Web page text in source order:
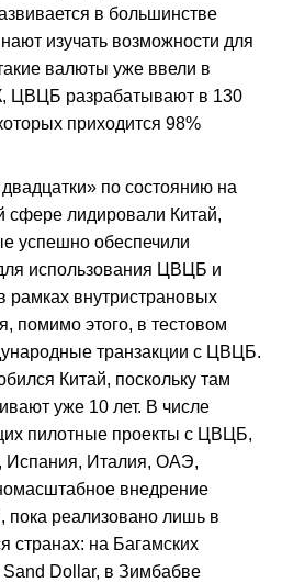
в большинстве
изучать возможности для
валюты уже ввели в
ЦВЦБ разрабатывают в 130
приходится 98%
по состоянию на
сфере лидировали Китай,
успешно обеспечили
использования ЦВЦБ и
рамках внутристрановых
помимо этого, в тестовом
транзакции с ЦВЦБ.
Китай, поскольку там
уже 10 лет. В числе
пилотные проекты с ЦВЦБ,
Испания, Италия, ОАЭ,
внедрение
реализовано лишь в
странах: на Багамских
Sand Dollar, в Зимбабве